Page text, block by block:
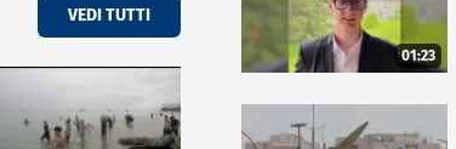
VEDI TUTTI
01:23